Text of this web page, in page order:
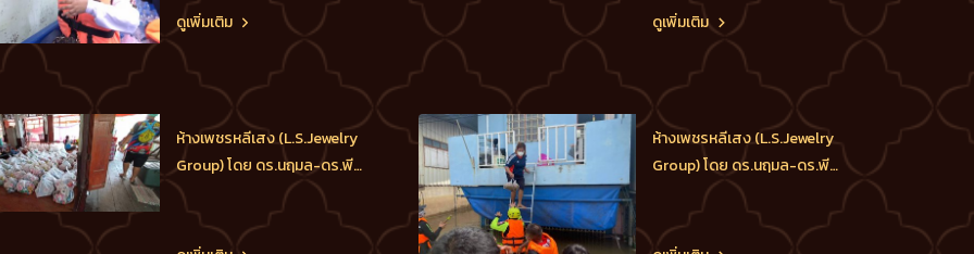
เพชรหลีเสง), ประธาน
กต.ตร.กทม.(ภาคประชาชน),
ประธานกต.ตร.บก.น.1, ประธาน
กต.ตร.บก.สายตรวจและปฏิบัติ
การพิเศษ(191), ประธาน
กต.ตร.สน.ชนะสงคราม ได้ส่ง
ทีมอาสา น
ดูเพิ่มเติม
เพชรหลีเสง), ประธาน
กต.ตร.กทม.(ภาคประชาชน),
ประธานกต.ตร.บก.น.1, ประธาน
กต.ตร.บก.สายตรวจและปฏิบัติ
การพิเศษ(191), ประธาน
กต.ตร.สน.ชนะสงคราม ได้ส่ง
ทีมอาสา น
ดูเพิ่มเติม
ห้างเพชรหลีเสง (L.S.Jewelry
Group) โดย ดร.นฤมล-ดร.พีร
วัฒน์-ดร.ธัชวิน สุรเศรษฐ
M.D.L.S.Jewelry Group (ห้าง
เพชรหลีเสง), ประธาน
ห้างเพชรหลีเสง (L.S.Jewelry
Group) โดย ดร.นฤมล-ดร.พีร
วัฒน์-ดร.ธัชวิน สุรเศรษฐ
M.D.L.S.Jewelry Group (ห้าง
เพชรหลีเสง), ประธาน